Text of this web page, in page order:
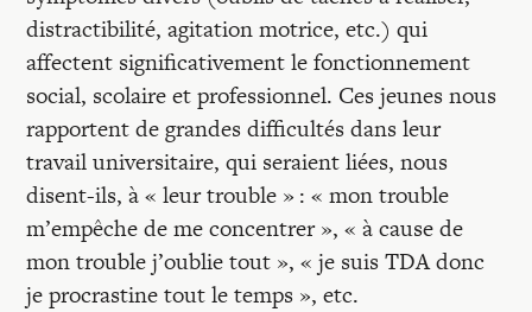
distractibilité, agitation motrice, etc.) qui
affectent significativement le fonctionnement
social, scolaire et professionnel. Ces jeunes nous
rapportent de grandes difficultés dans leur
travail universitaire, qui seraient liées, nous
disent-ils, à « leur trouble » : « mon trouble
m’empêche de me concentrer », « à cause de
mon trouble j’oublie tout », « je suis TDA donc
je procrastine tout le temps », etc.